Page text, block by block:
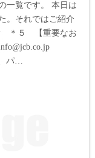
一覧です。 本日は
。それではご紹介
＊５ 【重要なお
パ…